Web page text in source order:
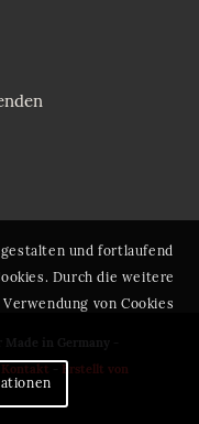
in Germany -
Kontakt
Erstellt von
und fortlaufend
Durch die weitere
von Cookies